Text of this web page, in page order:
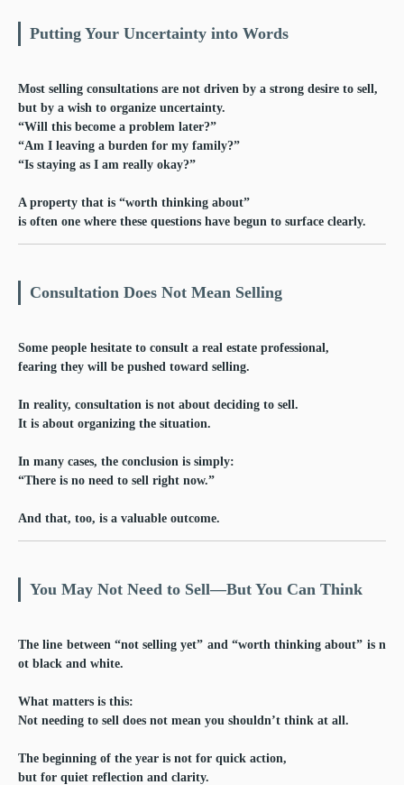
Putting Your Uncertainty into Words
Most selling consultations are not driven by a strong desire to sell,
but by a wish to organize uncertainty.
“Will this become a problem later?”
“Am I leaving a burden for my family?”
“Is staying as I am really okay?”
A property that is “worth thinking about”
is often one where these questions have begun to surface clearly.
Consultation Does Not Mean Selling
Some people hesitate to consult a real estate professional,
fearing they will be pushed toward selling.
In reality, consultation is not about deciding to sell.
It is about organizing the situation.
In many cases, the conclusion is simply:
“There is no need to sell right now.”
And that, too, is a valuable outcome.
You May Not Need to Sell—But You Can Think
The line between “not selling yet” and “worth thinking about” is n
ot black and white.
What matters is this:
Not needing to sell does not mean you shouldn’t think at all.
The beginning of the year is not for quick action,
but for quiet reflection and clarity.